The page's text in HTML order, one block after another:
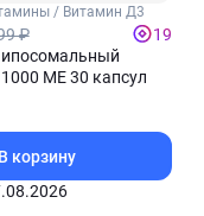
/ Витамин Д3
₽
19
МЕ 30 капсул
корзину